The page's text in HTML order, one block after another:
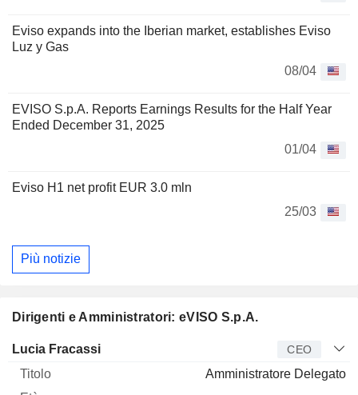
Eviso expands into the Iberian market, establishes Eviso
Luz y Gas
08/04
EVISO S.p.A. Reports Earnings Results for the Half Year
Ended December 31, 2025
01/04
Eviso H1 net profit EUR 3.0 mln
25/03
Più notizie
Dirigenti e Amministratori: eVISO S.p.A.
Manager Titolo
Lucia Fracassi CEO
Amministratore Delegato